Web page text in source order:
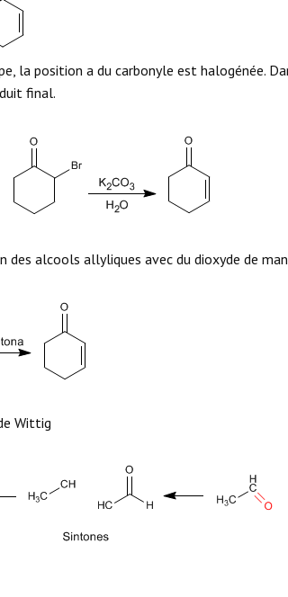
la position a du carbonyle est halogénée.
final.
des alcools allyliques avec du dioxyde de
Wittig